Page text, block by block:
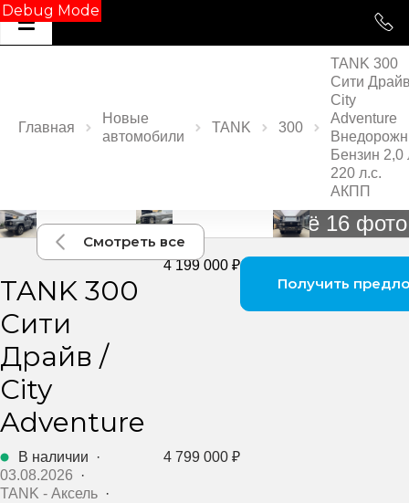
Debug Mode
Главная
Новые
автомобили
TANK 300
TANK 300
Сити
City
Adventure
Бензин 2,0
220 л.с.
АКПП
Ещё 16 фото
Смотреть все
TANK 300
Сити
Драйв /
City
Adventure
4 199 000 ₽
В наличии ·
03.08.2026 ·
TANK - Аксель ·
4 799 000 ₽
Получить